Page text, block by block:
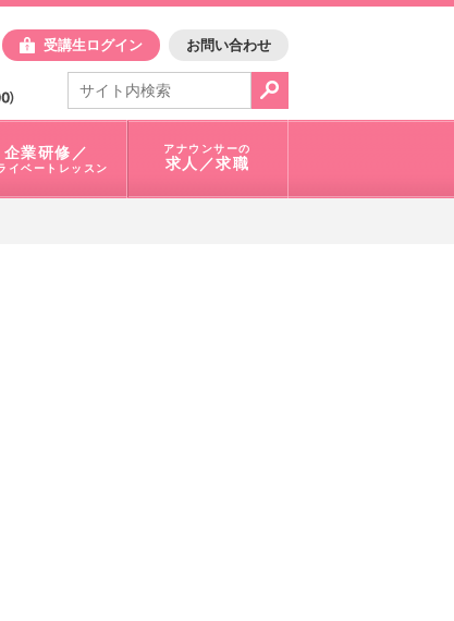
ク
受講生ログイン お問い合わせ
電話で問合せ：
03-3401-1010
企業研修／
イベートレッスン
アナウンサーの
求人／求職